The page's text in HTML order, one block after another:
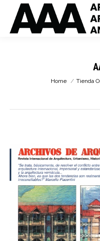
You are here:
Home Tienda